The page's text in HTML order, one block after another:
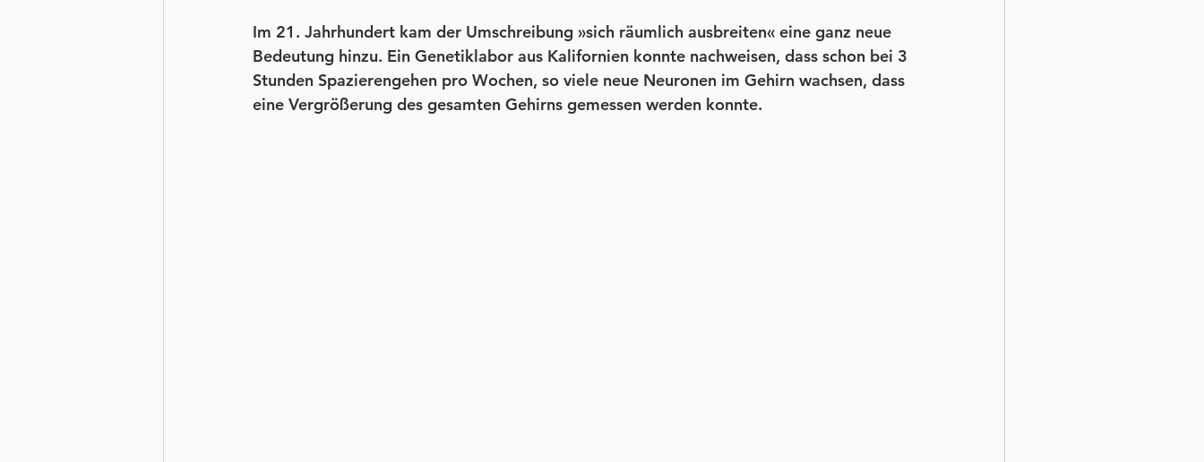
Im 21. Jahrhundert kam der Umschreibung »sich räumlich ausbreiten« eine ganz neue
Bedeutung hinzu. Ein Genetiklabor aus Kalifornien konnte nachweisen, dass schon bei 3
Stunden Spazierengehen pro Wochen, so viele neue Neuronen im Gehirn wachsen, dass
eine Vergrößerung des gesamten Gehirns gemessen werden konnte.